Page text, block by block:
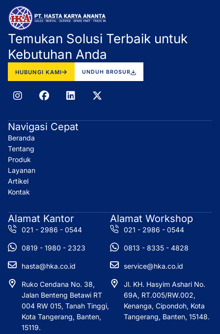
Temukan Solusi Terbaik untuk
Kebutuhan Anda
HUBUNGI KAMI UNDUH BROSUR
I
n
t
a
g
r
a
m
F
a
e
b
L
i
k
e
X
-
w
Navigasi Cepat
Beranda
Tentang
Produk
Layanan
Artikel
Kontak
Alamat Kantor
021 - 2986 - 0544
0819 - 1980 - 2323
hasta@hka.co.id
Ruko Cendana No. 38,
Jalan Benteng Betawi RT
004 RW 015, Tanah Tinggi,
Kota Tangerang, Banten,
15119.
Alamat Workshop
021 - 2986 - 0544
0813 - 8335 - 4828
service@hka.co.id
Jl. KH. Hasyim Ashari No.
69A, RT.005/RW.002,
Kenanga, Cipondoh, Kota
Tangerang, Banten, 15148.